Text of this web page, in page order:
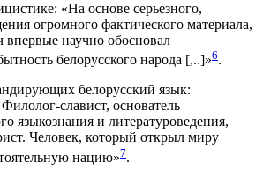
«На основе серьезного,
огромного фактического материала,
научно обосновал
белорусского народа [,..]»6.
белорусский язык:
славист, основатель
языкознания и литературоведения,
Человек, который открыл миру
нацию»7.